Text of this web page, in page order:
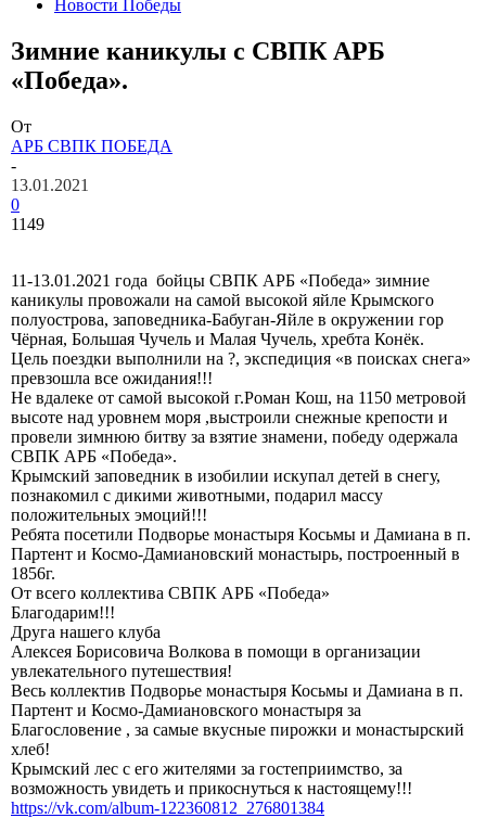
Новости Победы
Зимние каникулы с СВПК АРБ
«Победа».
От
АРБ СВПК ПОБЕДА
-
13.01.2021
0
1149
11-13.01.2021 года бойцы СВПК АРБ «Победа» зимние
каникулы провожали на самой высокой яйле Крымского
полуострова, заповедника-Бабуган-Яйле в окружении гор
Чёрная, Большая Чучель и Малая Чучель, хребта Конёк.
Цель поездки выполнили на ?, экспедиция «в поисках снега»
превзошла все ожидания!!!
Не вдалеке от самой высокой г.Роман Кош, на 1150 метровой
высоте над уровнем моря ,выстроили снежные крепости и
провели зимнюю битву за взятие знамени, победу одержала
СВПК АРБ «Победа».
Крымский заповедник в изобилии искупал детей в снегу,
познакомил с дикими животными, подарил массу
положительных эмоций!!!
Ребята посетили Подворье монастыря Косьмы и Дамиана в п.
Партент и Космо-Дамиановский монастырь, построенный в
1856г.
От всего коллектива СВПК АРБ «Победа»
Благодарим!!!
Друга нашего клуба
Алексея Борисовича Волкова в помощи в организации
увлекательного путешествия!
Весь коллектив Подворье монастыря Косьмы и Дамиана в п.
Партент и Космо-Дамиановского монастыря за
Благословение , за самые вкусные пирожки и монастырский
хлеб!
Крымский лес с его жителями за гостеприимство, за
возможность увидеть и прикоснуться к настоящему!!!
https://vk.com/album-122360812_276801384